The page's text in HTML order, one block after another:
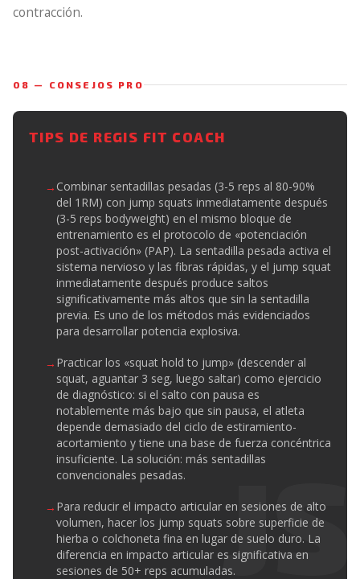
contracción.
08 — CONSEJOS PRO
TIPS DE REGIS FIT COACH
Combinar sentadillas pesadas (3-5 reps al 80-90%
del 1RM) con jump squats inmediatamente después
(3-5 reps bodyweight) en el mismo bloque de
entrenamiento es el protocolo de «potenciación
post-activación» (PAP). La sentadilla pesada activa el
sistema nervioso y las fibras rápidas, y el jump squat
inmediatamente después produce saltos
significativamente más altos que sin la sentadilla
previa. Es uno de los métodos más evidenciados
para desarrollar potencia explosiva.
Practicar los «squat hold to jump» (descender al
squat, aguantar 3 seg, luego saltar) como ejercicio
de diagnóstico: si el salto con pausa es
notablemente más bajo que sin pausa, el atleta
depende demasiado del ciclo de estiramiento-
acortamiento y tiene una base de fuerza concéntrica
insuficiente. La solución: más sentadillas
convencionales pesadas.
Para reducir el impacto articular en sesiones de alto
volumen, hacer los jump squats sobre superficie de
hierba o colchoneta fina en lugar de suelo duro. La
diferencia en impacto articular es significativa en
sesiones de 50+ reps acumuladas.